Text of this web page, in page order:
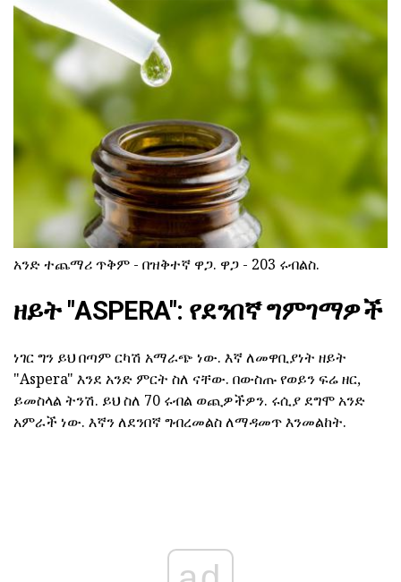
አንድ ተጨማሪ ጥቅም - በዝቅተኛ ዋጋ. ዋጋ - 203 ሩብልስ.
ዘይት "ASPERA": የደንበኛ ግምገማዎች
ነገር ግን ይህ በጣም ርካሽ አማራጭ ነው. እኛ ለመዋቢያነት ዘይት
"Aspera" እንደ አንድ ምርት ስለ ናቸው. በውስጡ የወይን ፍሬ ዘር,
ይመስላል ትንሽ. ይህ ስለ 70 ሩብል ወጪዎችዎን. ሩሲያ ደግሞ አንድ
አምራች ነው. እኛን ለደንበኛ ግብረመልስ ለማዳመጥ እንመልከት.